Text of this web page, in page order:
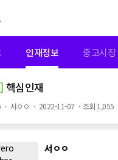
인재정보 중고시장
핵심인재
ㆍ 서ㅇㅇ ㆍ 2022-11-07 ㆍ 조회 1,055
서ㅇㅇ